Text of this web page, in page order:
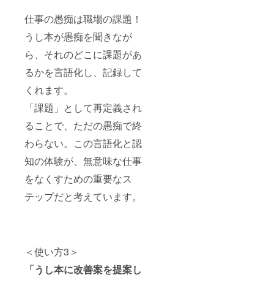
仕事の愚痴は職場の課題！
うし本が愚痴を聞きなが
ら、それのどこに課題があ
るかを言語化し、記録して
くれます。
「課題」として再定義され
ることで、ただの愚痴で終
わらない。この言語化と認
知の体験が、無意味な仕事
をなくすための重要なス
テップだと考えています。
＜使い方3＞
「うし本に改善案を提案し